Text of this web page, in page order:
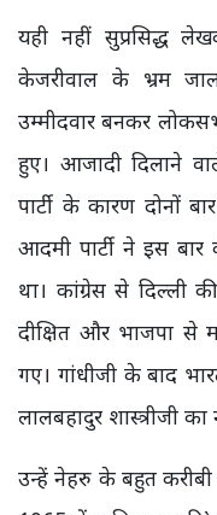
यही नहीं सुप्रसिद्ध
केजरीवाल के भ्रम
उम्मीदवार बनकर
हुए। आजादी दिलाने
पार्टी के कारण दोनों
आदमी पार्टी ने इस
था। कांग्रेस से दिल्ली
दीक्षित और भाजपा से
गए। गांधीजी के बाद
लालबहादुर शास्त्रीजी
उन्हें नेहरु के बहुत करीबी